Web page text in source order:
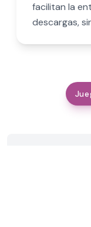
facilitan la
descargas,